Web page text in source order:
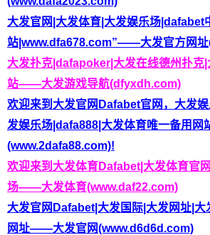
大发官网|大发体育|大发娱乐场|dafabet
站|www.dfa678.com”——大发官方网
大发扑克|dafapoker|大发在线德州扑克|
站——大发游戏导航(dfyxdh.com)
欢迎来到大发官网Dafabet官网，大发
发娱乐场|dafa888|大发体育唯一备用网
(www.2dafa88.com)!
欢迎来到大发体育Dafabet|大发体育官
场——大发体育(www.daf22.com)
大发官网Dafabet|大发国际|大发网址|大
网址——大发官网(www.d6d6d.com)